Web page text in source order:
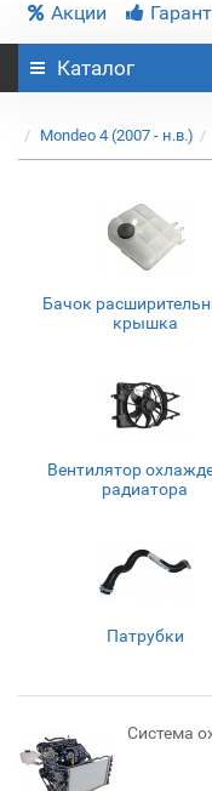
Акции
Каталог
Mondeo 4 (2007 - н.в.)
Бачок
крышка
Вентилятор
радиатора
Патрубки
Система